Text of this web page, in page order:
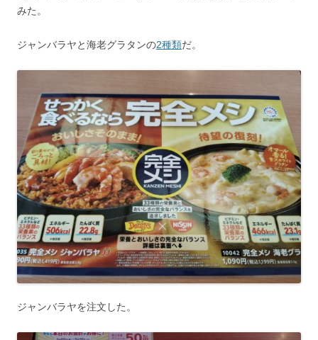
みた。
ジャンバラヤと海老グラタンの2種類だ。
ジャンバラヤを注文した。